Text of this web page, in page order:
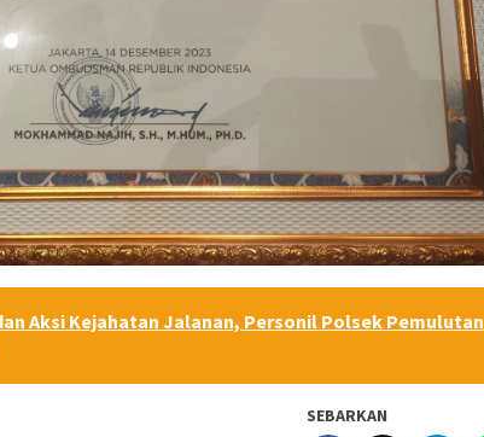
Aksi Kejahatan Jalanan, Personil Polsek Pemulutan
SEBARKAN